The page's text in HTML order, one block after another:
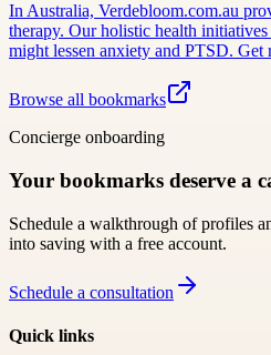
In Australia, Verdebloom.com.au
therapy. Our holistic health initiatives
might lessen anxiety and PTSD.
Browse all bookmarks
Concierge onboarding
Your bookmarks deserve a
Schedule a walkthrough of profiles
into saving with a free account.
Schedule a consultation
Quick links